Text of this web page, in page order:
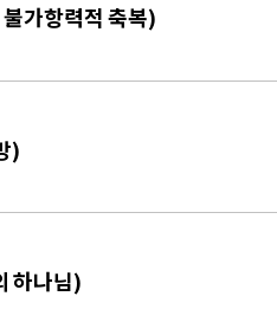
가항력적 축복)
)
하나님)